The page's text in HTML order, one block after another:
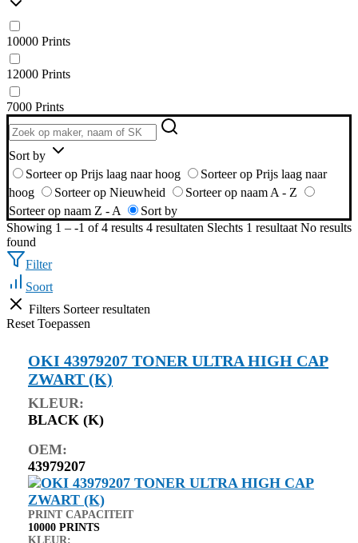
10000 Prints
12000 Prints
7000 Prints
Sort by
Sorteer op Prijs laag naar hoog
Sorteer op Prijs laag naar
hoog
Sorteer op Nieuwheid
Sorteer op naam A - Z
Sorteer op naam Z - A
Sort by
Showing 1 – -1 of 4 results 4 resultaten Slechts 1 resultaat No results
found
Filter
Soort
Filters Sorteer resultaten
Reset Toepassen
OKI 43979207 TONER ULTRA HIGH CAP
ZWART (K)
KLEUR:
BLACK (K)
OEM:
43979207
PRINT CAPACITEIT
10000 PRINTS
KLEUR: